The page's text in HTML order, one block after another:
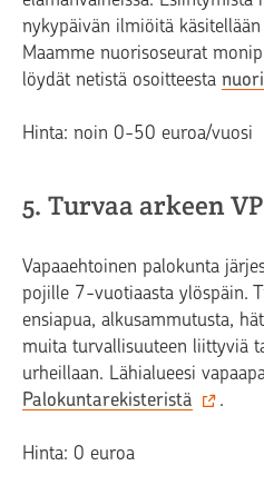
nykypäivän ilmiöitä
Maamme nuorisoseurat
löydät netistä osoitteesta
Hinta: noin 0-50 euroa/vuosi
5. Turvaa arkeen
Vapaaehtoinen palokunta
pojille 7-vuotiaasta ylöspäin.
ensiapua, alkusammutusta,
muita turvallisuuteen liittyviä
urheillaan. Lähialueesi
Palokuntarekisteristä
.
Hinta: 0 euroa